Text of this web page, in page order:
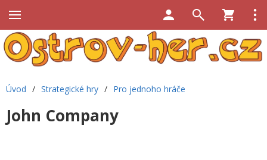
Úvod / Strategické hry / Pro jednoho hráče
John Company